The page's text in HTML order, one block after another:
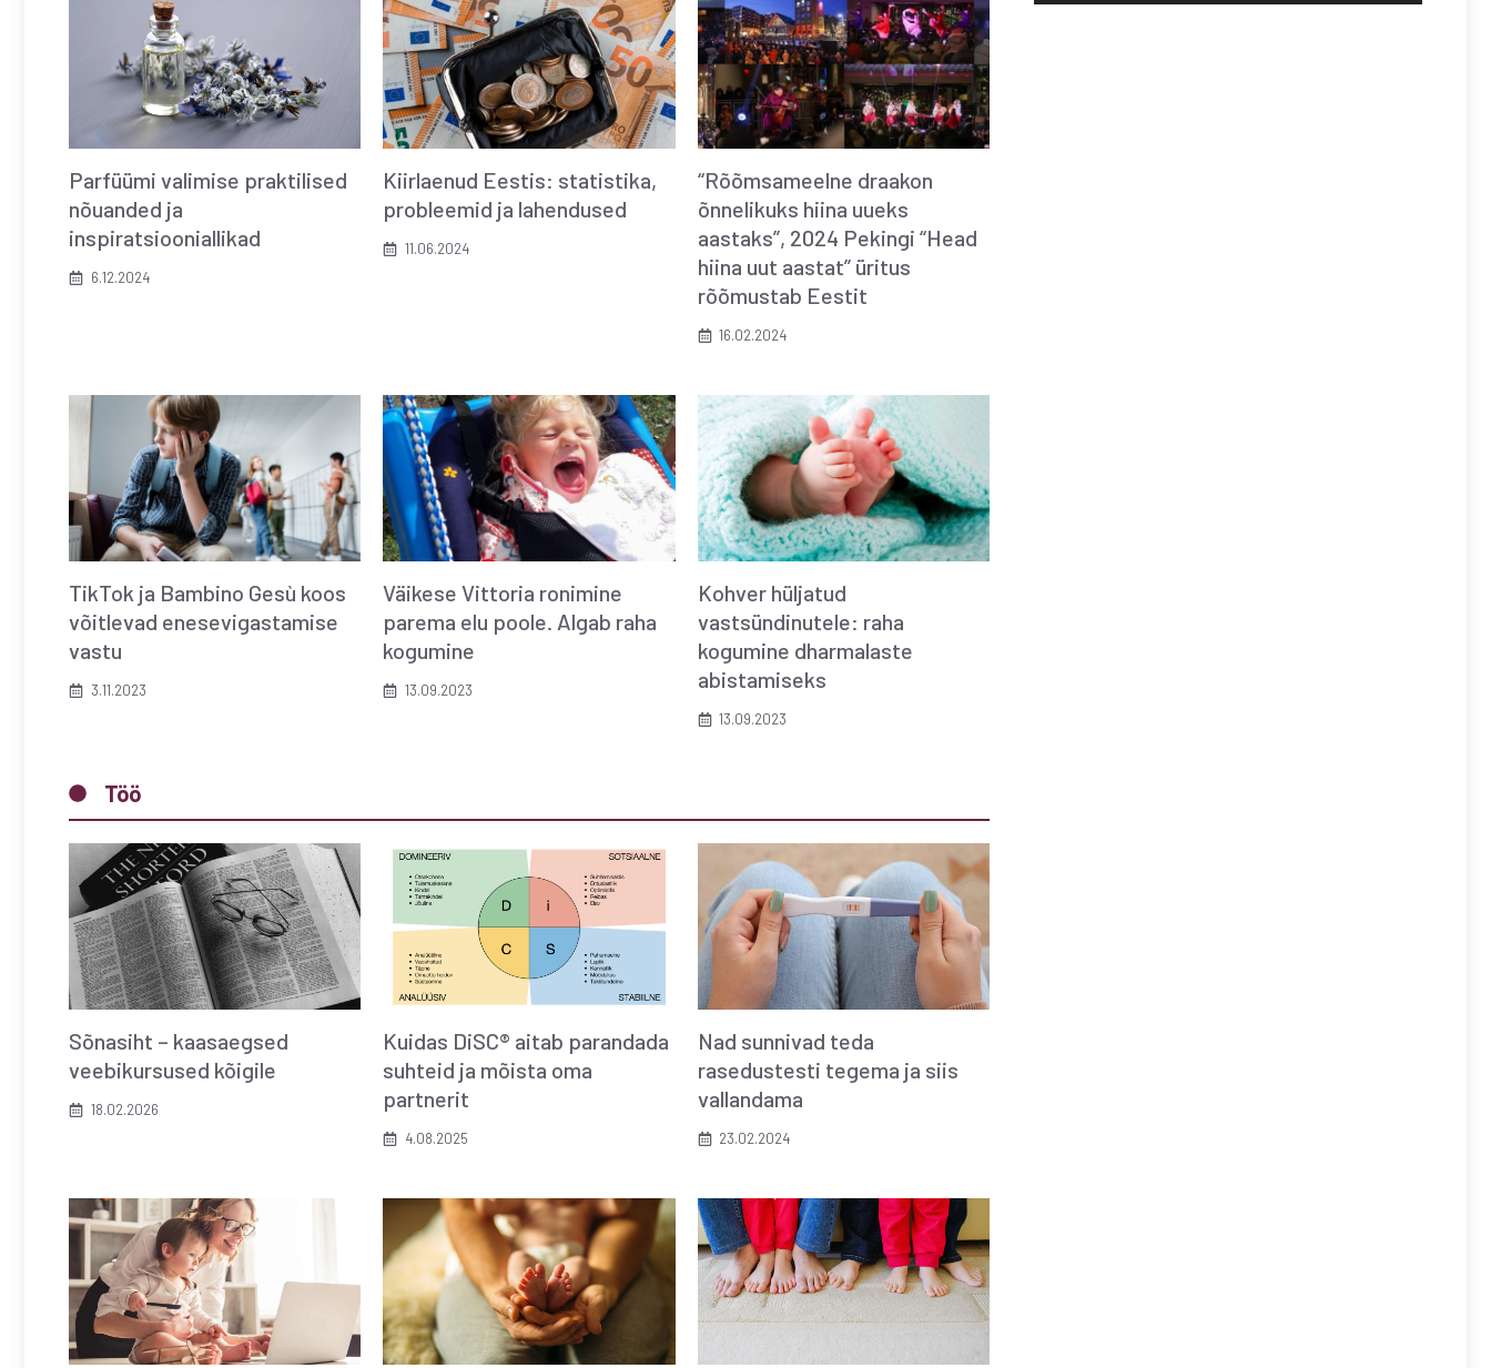
Parfüümi valimise praktilised
nõuanded ja
inspiratsiooniallikad
6.12.2024
Kiirlaenud Eestis: statistika,
probleemid ja lahendused
11.06.2024
“Rõõmsameelne draakon
õnnelikuks hiina uueks
aastaks”, 2024 Pekingi “Head
hiina uut aastat” üritus
rõõmustab Eestit
16.02.2024
TikTok ja Bambino Gesù koos
võitlevad enesevigastamise
vastu
3.11.2023
Väikese Vittoria ronimine
parema elu poole. Algab raha
kogumine
13.09.2023
Kohver hüljatud
vastsündinutele: raha
kogumine dharmalaste
abistamiseks
13.09.2023
Töö
Sõnasiht – kaasaegsed
veebikursused kõigile
18.02.2026
Kuidas DiSC® aitab parandada
suhteid ja mõista oma
partnerit
4.08.2025
Nad sunnivad teda
rasedustesti tegema ja siis
vallandama
23.02.2024